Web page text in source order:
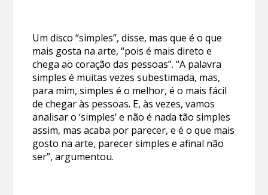
Um disco “simples”, disse, mas que é o que
mais gosta na arte, “pois é mais direto e
chega ao coração das pessoas”. “A palavra
simples é muitas vezes subestimada, mas,
para mim, simples é o melhor, é o mais fácil
de chegar às pessoas. E, às vezes, vamos
analisar o ‘simples’ e não é nada tão simples
assim, mas acaba por parecer, e é o que mais
gosto na arte, parecer simples e afinal não
ser”, argumentou.